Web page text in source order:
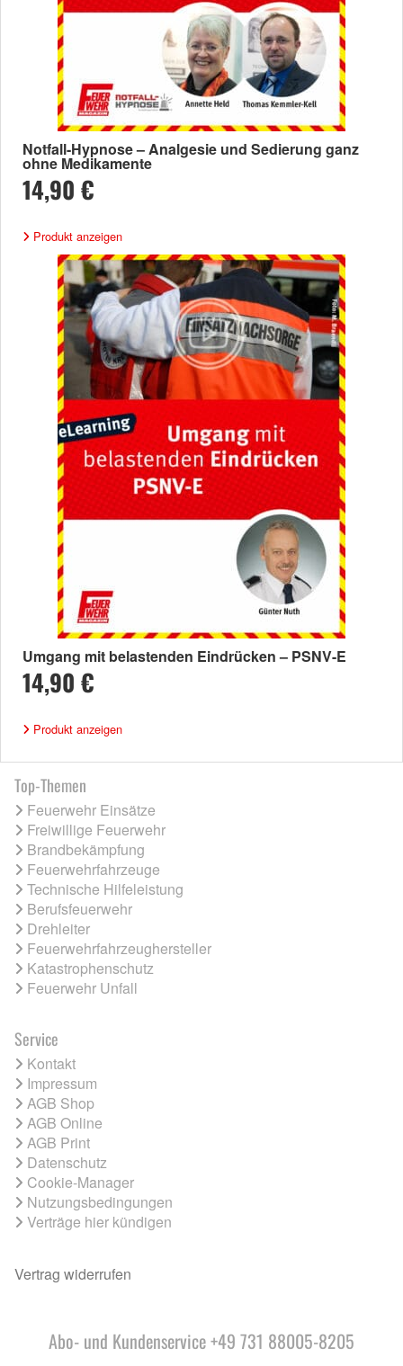
Notfall-Hypnose – Analgesie und Sedierung ganz
ohne Medikamente
14,90 €
Produkt anzeigen
Umgang mit belastenden Eindrücken – PSNV-E
14,90 €
Produkt anzeigen
Top-Themen
Feuerwehr Einsätze
Freiwillige Feuerwehr
Brandbekämpfung
Feuerwehrfahrzeuge
Technische Hilfeleistung
Berufsfeuerwehr
Drehleiter
Feuerwehrfahrzeughersteller
Katastrophenschutz
Feuerwehr Unfall
Service
Kontakt
Impressum
AGB Shop
AGB Online
AGB Print
Datenschutz
Cookie-Manager
Nutzungsbedingungen
Verträge hier kündigen
Vertrag widerrufen
Abo- und Kundenservice +49 731 88005-8205